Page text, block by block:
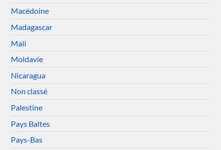
Macédoine
Madagascar
Mali
Moldavie
Nicaragua
Non classé
Palestine
Pays Baltes
Pays-Bas